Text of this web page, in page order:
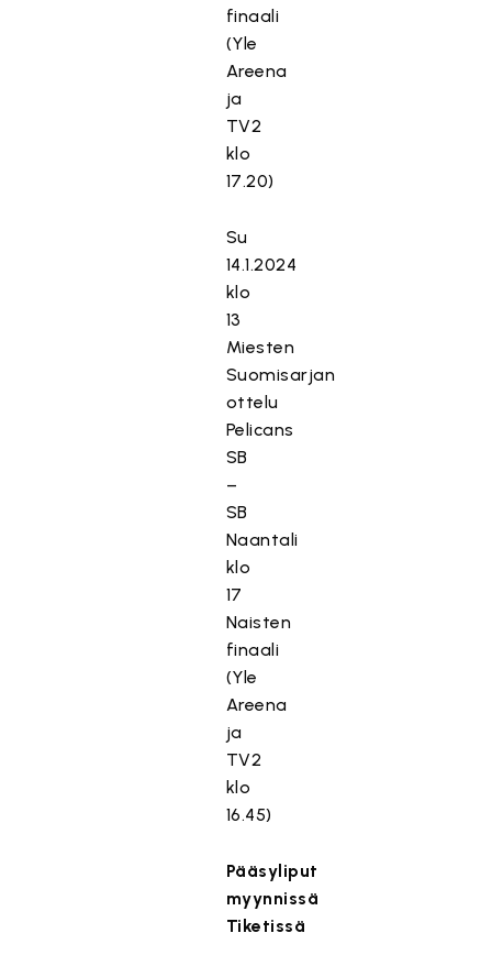
finaali
(Yle
Areena
ja
TV2
klo
17.20)
Su
14.1.2024
klo
13
Miesten
Suomisarjan
ottelu
Pelicans
SB
–
SB
Naantali
klo
17
Naisten
finaali
(Yle
Areena
ja
TV2
klo
16.45)
Pääsyliput
myynnissä
Tiketissä